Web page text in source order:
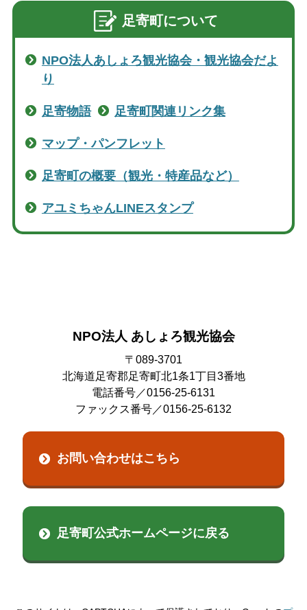
足寄町について
NPO法人あしょろ観光協会・観光協会だよ
り
足寄物語 足寄町関連リンク集
マップ・パンフレット
足寄町の概要（観光・特産品など）
アユミちゃんLINEスタンプ
NPO法人 あしょろ観光協会
〒089-3701
北海道足寄郡足寄町北1条1丁目3番地
電話番号／0156-25-6131
ファックス番号／0156-25-6132
お問い合わせはこちら
足寄町公式ホームページに戻る